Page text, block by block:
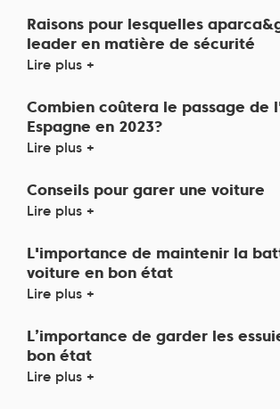
Raisons pour lesquelles
leader en matière de sécurité
Lire plus +
Combien coûtera le passage de
Espagne en 2023?
Lire plus +
Conseils pour garer une voiture
Lire plus +
L'importance de maintenir la
voiture en bon état
Lire plus +
L’importance de garder les
bon état
Lire plus +